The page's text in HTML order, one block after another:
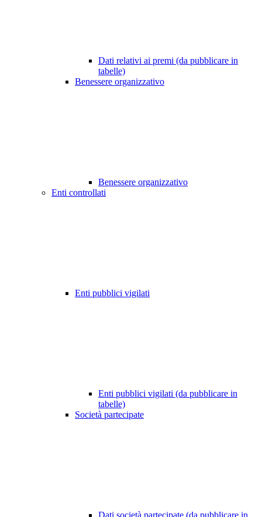
Dati relativi ai premi (da pubblicare in
tabelle)
Benessere organizzativo
Benessere organizzativo
Enti controllati
Enti pubblici vigilati
Enti pubblici vigilati (da pubblicare in
tabelle)
Società partecipate